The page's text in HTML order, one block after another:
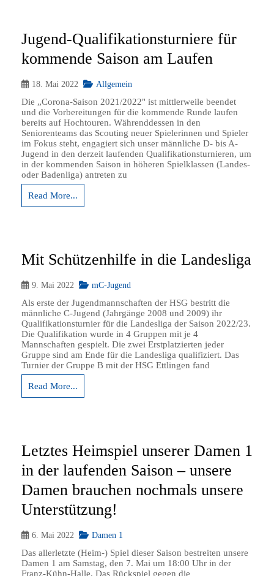
Jugend-Qualifikationsturniere für
kommende Saison am Laufen
18. Mai 2022
Allgemein
Die „Corona-Saison 2021/2022" ist mittlerweile beendet
und die Vorbereitungen für die kommende Runde laufen
bereits auf Hochtouren. Währenddessen in den
Seniorenteams das Scouting neuer Spielerinnen und Spieler
im Fokus steht, engagiert sich unser männliche D- bis A-
Jugend in den derzeit laufenden Qualifikationsturnieren, um
in der kommenden Saison in höheren Spielklassen (Landes-
oder Badenliga) antreten zu
Read More...
Mit Schützenhilfe in die Landesliga
9. Mai 2022
mC-Jugend
Als erste der Jugendmannschaften der HSG bestritt die
männliche C-Jugend (Jahrgänge 2008 und 2009) ihr
Qualifikationsturnier für die Landesliga der Saison 2022/23.
Die Qualifikation wurde in 4 Gruppen mit je 4
Mannschaften gespielt. Die zwei Erstplatzierten jeder
Gruppe sind am Ende für die Landesliga qualifiziert. Das
Turnier der Gruppe B mit der HSG Ettlingen fand
Read More...
Letztes Heimspiel unserer Damen 1
in der laufenden Saison – unsere
Damen brauchen nochmals unsere
Unterstützung!
6. Mai 2022
Damen 1
Das allerletzte (Heim-) Spiel dieser Saison bestreiten unsere
Damen 1 am Samstag, den 7. Mai um 18:00 Uhr in der
Franz-Kühn-Halle. Das Rückspiel gegen die